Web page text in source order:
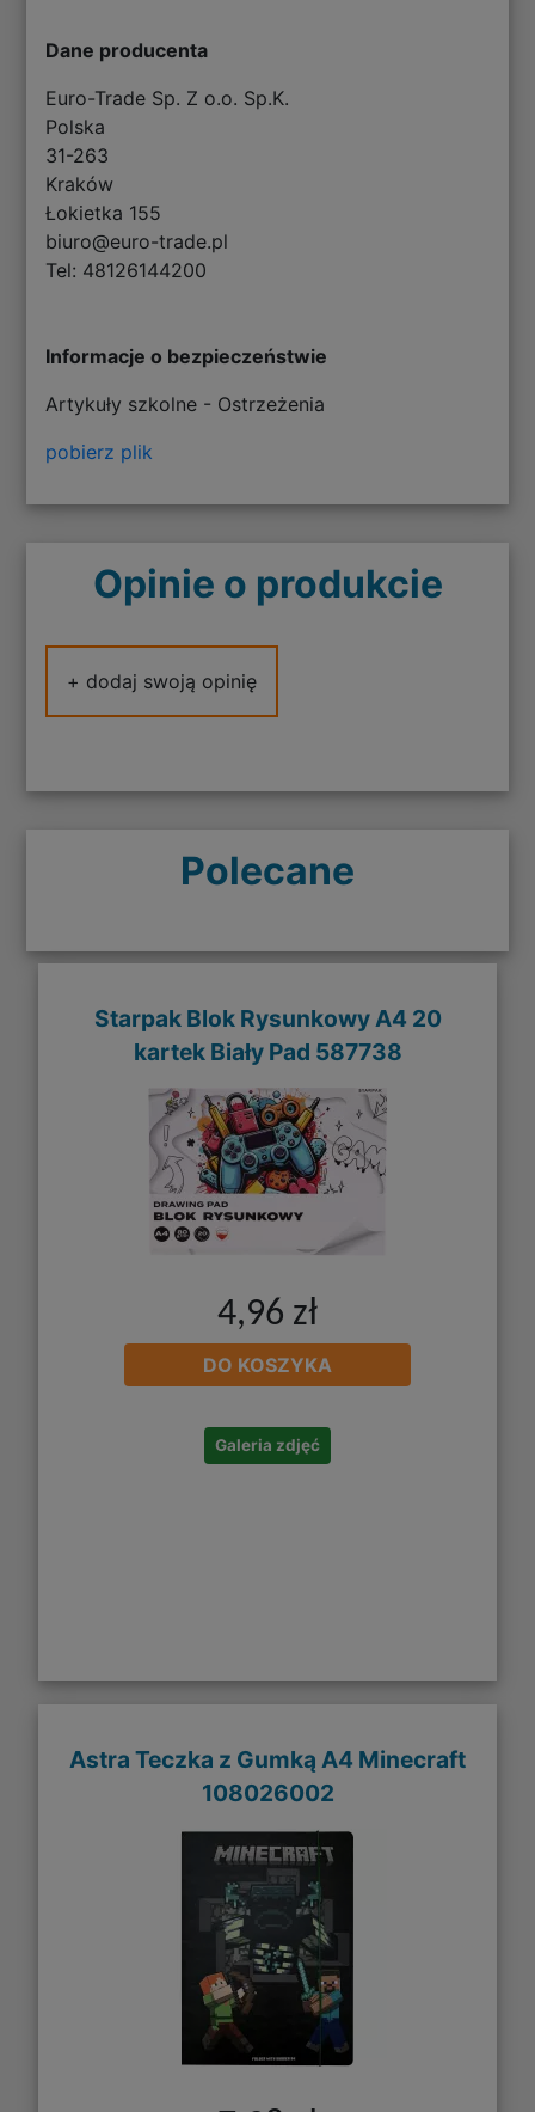
Dane producenta
Euro-Trade Sp. Z o.o. Sp.K.
Polska
31-263
Kraków
Łokietka 155
biuro@euro-trade.pl
Tel: 48126144200
Informacje o bezpieczeństwie
Artykuły szkolne - Ostrzeżenia
pobierz plik
Opinie o produkcie
+ dodaj swoją opinię
Polecane
Starpak Blok Rysunkowy A4 20
kartek Biały Pad 587738
4,96 zł
DO KOSZYKA
Galeria zdjęć
Astra Teczka z Gumką A4 Minecraft
108026002